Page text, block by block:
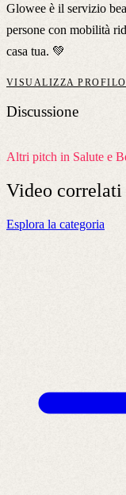
Glowee è il servizio
persone con mobilità
casa tua. 💚
VISUALIZZA PROFILO
Discussione
Altri pitch in Salute e
Video correlati
Esplora la categoria